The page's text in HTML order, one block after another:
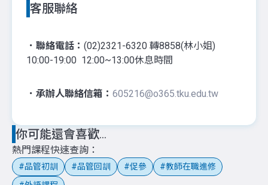
客服聯絡
．聯絡電話： (02)2321-6320 轉8858(林小姐)
10:00-19:00 12:00~13:00休息時間
．承辦人聯絡信箱： 605216@o365.tku.edu.tw
你可能還會喜歡...
熱門課程快速查詢
品管初訓 品管回訓 促參
教師在職進修